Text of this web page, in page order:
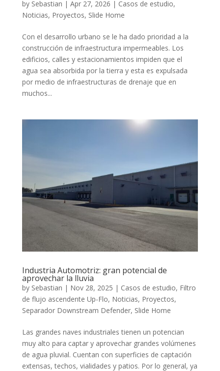
by Sebastian | Apr 27, 2026 | Casos de estudio,
Noticias, Proyectos, Slide Home
Con el desarrollo urbano se le ha dado prioridad a la
construcción de infraestructura impermeables. Los
edificios, calles y estacionamientos impiden que el
agua sea absorbida por la tierra y esta es expulsada
por medio de infraestructuras de drenaje que en
muchos...
Industria Automotriz: gran potencial de
aprovechar la lluvia
by Sebastian | Nov 28, 2025 | Casos de estudio, Filtro
de flujo ascendente Up-Flo, Noticias, Proyectos,
Separador Downstream Defender, Slide Home
Las grandes naves industriales tienen un potencian
muy alto para captar y aprovechar grandes volúmenes
de agua pluvial. Cuentan con superficies de captación
extensas, techos, vialidades y patios. Por lo general, ya